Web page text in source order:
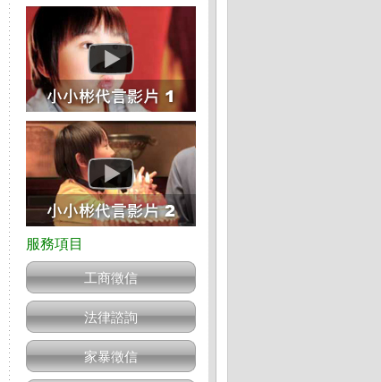
工商徵信
法律諮詢
家暴徵信